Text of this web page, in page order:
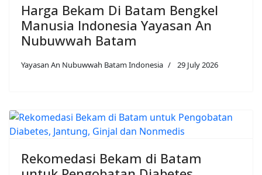
Harga Bekam Di Batam Bengkel
Manusia Indonesia Yayasan An
Nubuwwah Batam
Yayasan An Nubuwwah Batam Indonesia 29 July 2026
Rekomedasi Bekam di Batam